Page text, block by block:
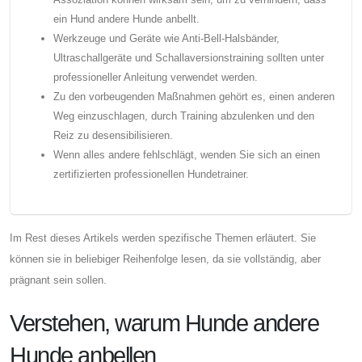
ein Hund andere Hunde anbellt.
Werkzeuge und Geräte wie Anti-Bell-Halsbänder,
Ultraschallgeräte und Schallaversionstraining sollten unter
professioneller Anleitung verwendet werden.
Zu den vorbeugenden Maßnahmen gehört es, einen anderen
Weg einzuschlagen, durch Training abzulenken und den
Reiz zu desensibilisieren.
Wenn alles andere fehlschlägt, wenden Sie sich an einen
zertifizierten professionellen Hundetrainer.
Im Rest dieses Artikels werden spezifische Themen erläutert. Sie
können sie in beliebiger Reihenfolge lesen, da sie vollständig, aber
prägnant sein sollen.
Verstehen, warum Hunde andere
Hunde anbellen